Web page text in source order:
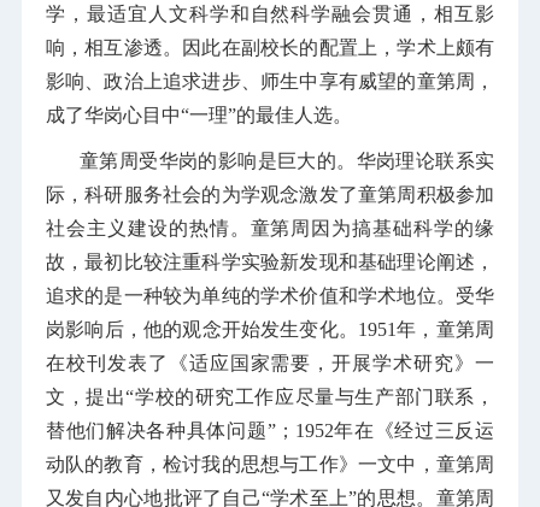
学，最适宜人文科学和自然科学融会贯通，相互影
响，相互渗透。因此在副校长的配置上，学术上颇有
影响、政治上追求进步、师生中享有威望的童第周，
成了华岗心目中“一理”的最佳人选。
童第周受华岗的影响是巨大的。华岗理论联系实
际，科研服务社会的为学观念激发了童第周积极参加
社会主义建设的热情。童第周因为搞基础科学的缘
故，最初比较注重科学实验新发现和基础理论阐述，
追求的是一种较为单纯的学术价值和学术地位。受华
岗影响后，他的观念开始发生变化。1951年，童第周
在校刊发表了《适应国家需要，开展学术研究》一
文，提出“学校的研究工作应尽量与生产部门联系，
替他们解决各种具体问题”；1952年在《经过三反运
动队的教育，检讨我的思想与工作》一文中，童第周
又发自内心地批评了自己“学术至上”的思想。童第周